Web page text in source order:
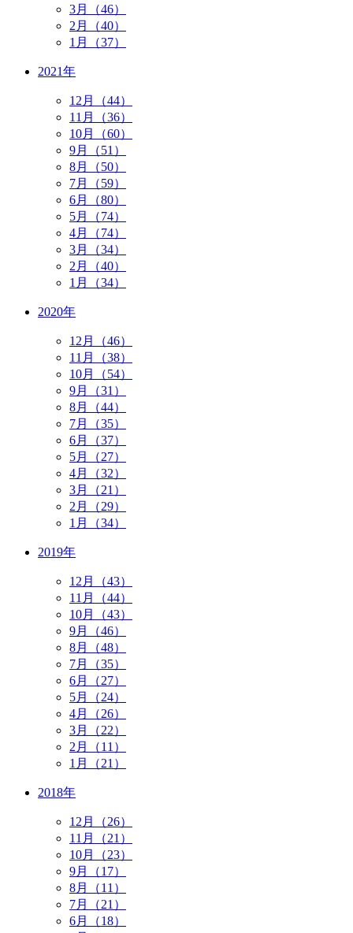
3月（46）
2月（40）
1月（37）
2021年
12月（44）
11月（36）
10月（60）
9月（51）
8月（50）
7月（59）
6月（80）
5月（74）
4月（74）
3月（34）
2月（40）
1月（34）
2020年
12月（46）
11月（38）
10月（54）
9月（31）
8月（44）
7月（35）
6月（37）
5月（27）
4月（32）
3月（21）
2月（29）
1月（34）
2019年
12月（43）
11月（44）
10月（43）
9月（46）
8月（48）
7月（35）
6月（27）
5月（24）
4月（26）
3月（22）
2月（11）
1月（21）
2018年
12月（26）
11月（21）
10月（23）
9月（17）
8月（11）
7月（21）
6月（18）